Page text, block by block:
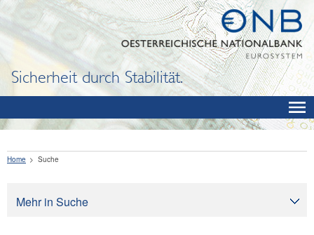
Sicherheit durch Stabilität.
Mehr in Suche
Home Suche